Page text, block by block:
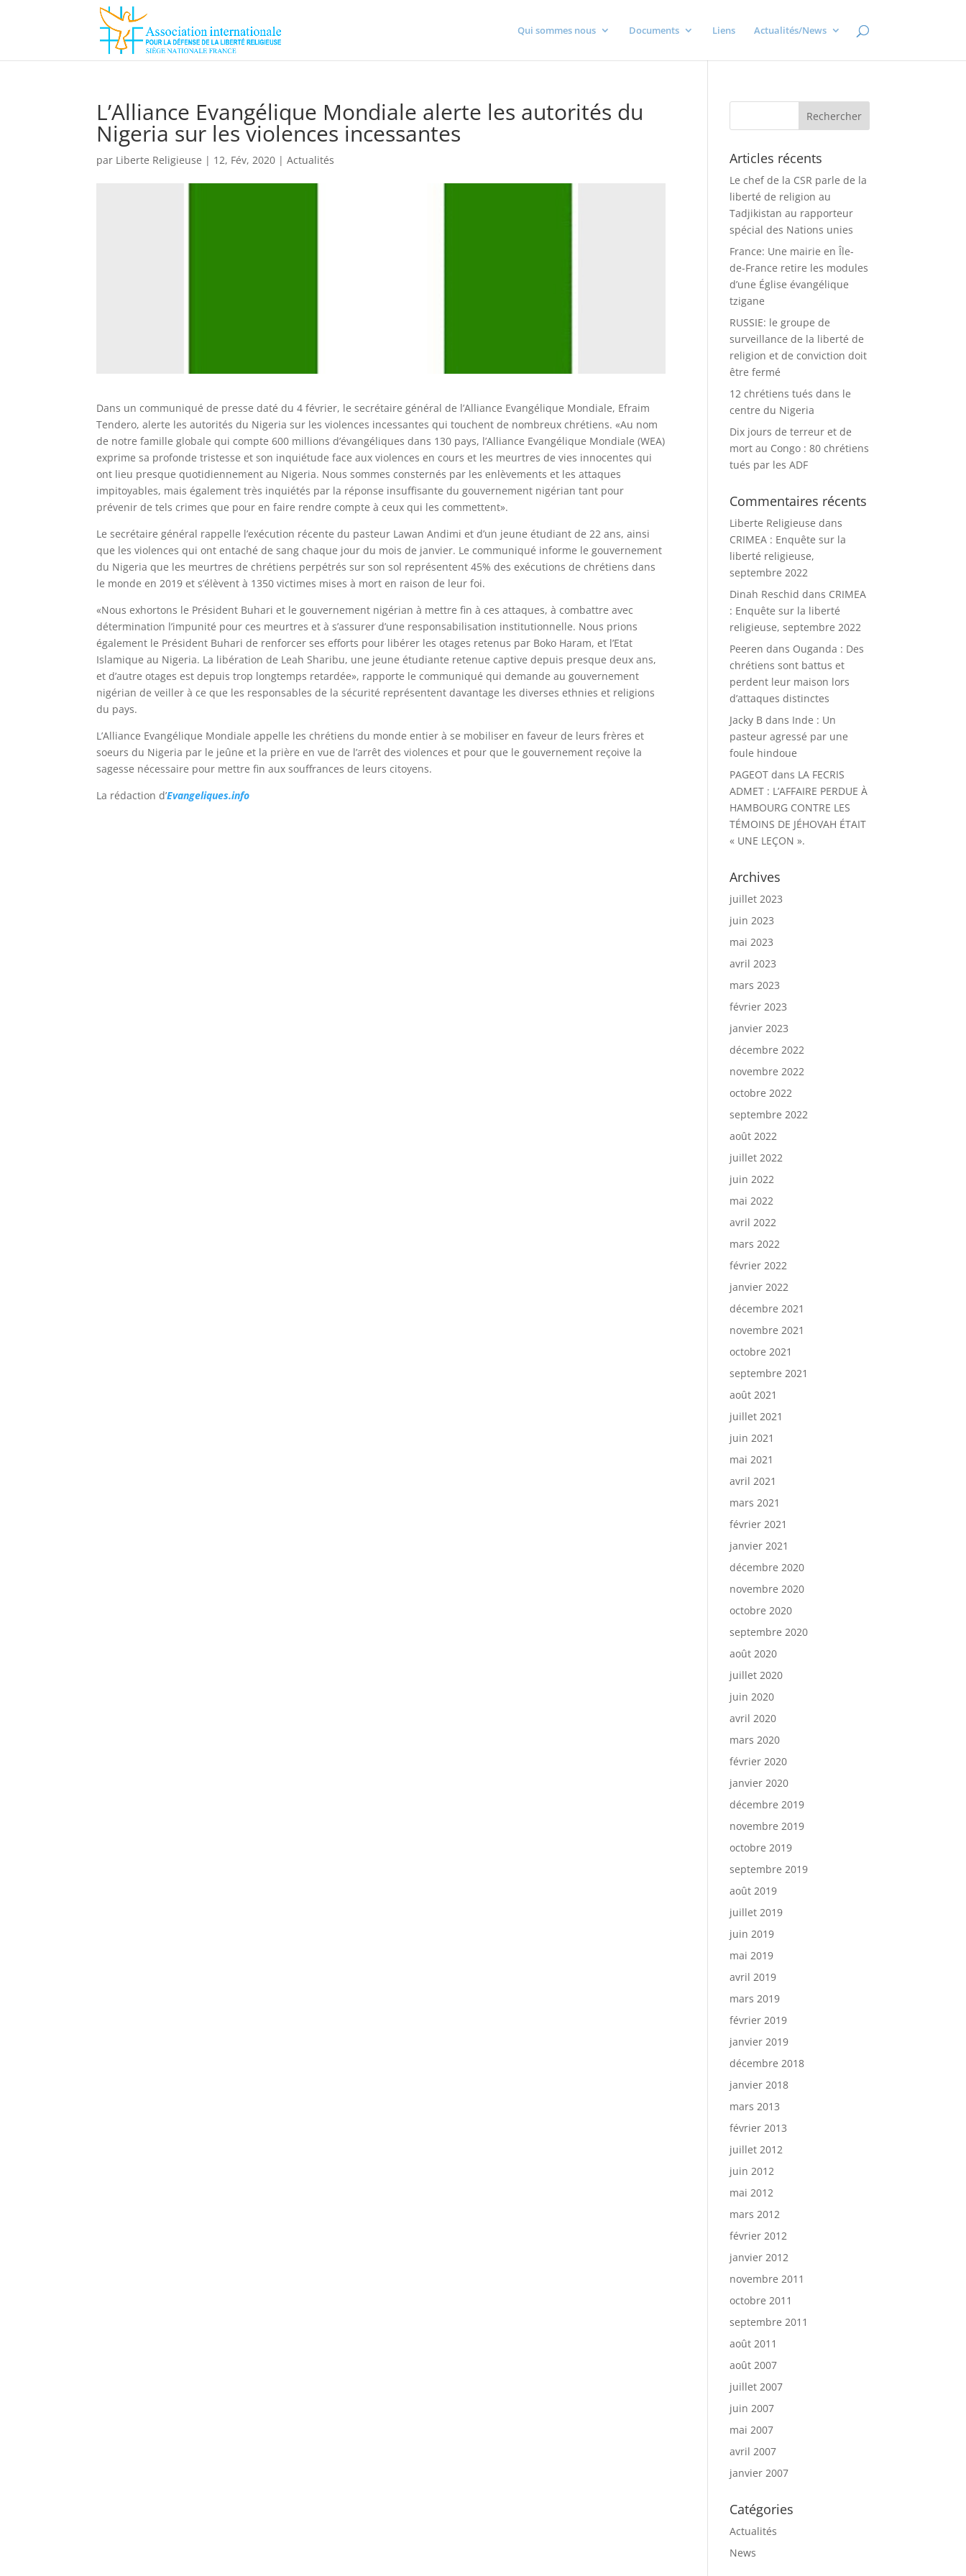
Qui sommes nous Documents Liens Actualités/News
L’Alliance Evangélique Mondiale alerte les autorités du
Nigeria sur les violences incessantes
par Liberte Religieuse | 12, Fév, 2020 |Actualités
Dans un communiqué de presse daté du 4 février, le secrétaire général de l’Alliance Evangélique Mondiale, Efraim
Tendero, alerte les autorités du Nigeria sur les violences incessantes qui touchent de nombreux chrétiens. «Au nom
de notre famille globale qui compte 600 millions d’évangéliques dans 130 pays, l’Alliance Evangélique Mondiale (WEA)
exprime sa profonde tristesse et son inquiétude face aux violences en cours et les meurtres de vies innocentes qui
ont lieu presque quotidiennement au Nigeria. Nous sommes consternés par les enlèvements et les attaques
impitoyables, mais également très inquiétés par la réponse insuffisante du gouvernement nigérian tant pour
prévenir de tels crimes que pour en faire rendre compte à ceux qui les commettent».
Le secrétaire général rappelle l’exécution récente du pasteur Lawan Andimi et d’un jeune étudiant de 22 ans, ainsi
que les violences qui ont entaché de sang chaque jour du mois de janvier. Le communiqué informe le gouvernement
du Nigeria que les meurtres de chrétiens perpétrés sur son sol représentent 45% des exécutions de chrétiens dans
le monde en 2019 et s’élèvent à 1350 victimes mises à mort en raison de leur foi.
«Nous exhortons le Président Buhari et le gouvernement nigérian à mettre fin à ces attaques, à combattre avec
détermination l’impunité pour ces meurtres et à s’assurer d’une responsabilisation institutionnelle. Nous prions
également le Président Buhari de renforcer ses efforts pour libérer les otages retenus par Boko Haram, et l’Etat
Islamique au Nigeria. La libération de Leah Sharibu, une jeune étudiante retenue captive depuis presque deux ans,
et d’autre otages est depuis trop longtemps retardée», rapporte le communiqué qui demande au gouvernement
nigérian de veiller à ce que les responsables de la sécurité représentent davantage les diverses ethnies et religions
du pays.
L’Alliance Evangélique Mondiale appelle les chrétiens du monde entier à se mobiliser en faveur de leurs frères et
soeurs du Nigeria par le jeûne et la prière en vue de l’arrêt des violences et pour que le gouvernement reçoive la
sagesse nécessaire pour mettre fin aux souffrances de leurs citoyens.
La rédaction d’Evangeliques.info
Articles récents
Le chef de la CSR parle de la
liberté de religion au
Tadjikistan au rapporteur
spécial des Nations unies
France: Une mairie en Île-
de-France retire les modules
d’une Église évangélique
tzigane
RUSSIE: le groupe de
surveillance de la liberté de
religion et de conviction doit
être fermé
12 chrétiens tués dans le
centre du Nigeria
Dix jours de terreur et de
mort au Congo : 80 chrétiens
tués par les ADF
Commentaires récents
Liberte Religieuse dans
CRIMEA : Enquête sur la
liberté religieuse,
septembre 2022
Dinah Reschid dans CRIMEA
: Enquête sur la liberté
religieuse, septembre 2022
Peeren dans Ouganda : Des
chrétiens sont battus et
perdent leur maison lors
d’attaques distinctes
Jacky B dans Inde : Un
pasteur agressé par une
foule hindoue
PAGEOT dans LA FECRIS
ADMET : L’AFFAIRE PERDUE À
HAMBOURG CONTRE LES
TÉMOINS DE JÉHOVAH ÉTAIT
« UNE LEÇON ».
Archives
juillet 2023
juin 2023
mai 2023
avril 2023
mars 2023
février 2023
janvier 2023
décembre 2022
novembre 2022
octobre 2022
septembre 2022
août 2022
juillet 2022
juin 2022
mai 2022
avril 2022
mars 2022
février 2022
janvier 2022
décembre 2021
novembre 2021
octobre 2021
septembre 2021
août 2021
juillet 2021
juin 2021
mai 2021
avril 2021
mars 2021
février 2021
janvier 2021
décembre 2020
novembre 2020
octobre 2020
septembre 2020
août 2020
juillet 2020
juin 2020
avril 2020
mars 2020
février 2020
janvier 2020
décembre 2019
novembre 2019
octobre 2019
septembre 2019
août 2019
juillet 2019
juin 2019
mai 2019
avril 2019
mars 2019
février 2019
janvier 2019
décembre 2018
janvier 2018
mars 2013
février 2013
juillet 2012
juin 2012
mai 2012
mars 2012
février 2012
janvier 2012
novembre 2011
octobre 2011
septembre 2011
août 2011
août 2007
juillet 2007
juin 2007
mai 2007
avril 2007
janvier 2007
Catégories
Actualités
News